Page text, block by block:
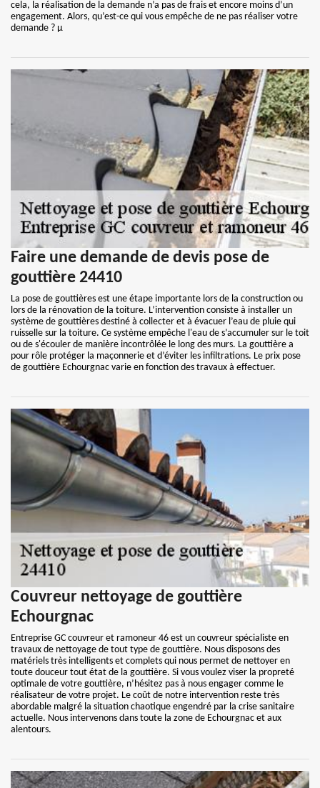
cela, la réalisation de la demande n’a pas de frais et encore moins d’un
engagement. Alors, qu’est-ce qui vous empêche de ne pas réaliser votre
demande ? µ
Faire une demande de devis pose de
gouttière 24410
La pose de gouttières est une étape importante lors de la construction ou
lors de la rénovation de la toiture. L’intervention consiste à installer un
système de gouttières destiné à collecter et à évacuer l’eau de pluie qui
ruisselle sur la toiture. Ce système empêche l'eau de s’accumuler sur le toit
ou de s'écouler de manière incontrôlée le long des murs. La gouttière a
pour rôle protéger la maçonnerie et d’éviter les infiltrations. Le prix pose
de gouttière Echourgnac varie en fonction des travaux à effectuer.
Couvreur nettoyage de gouttière
Echourgnac
Entreprise GC couvreur et ramoneur 46 est un couvreur spécialiste en
travaux de nettoyage de tout type de gouttière. Nous disposons des
matériels très intelligents et complets qui nous permet de nettoyer en
toute douceur tout état de la gouttière. Si vous voulez viser la propreté
optimale de votre gouttière, n’hésitez pas à nous engager comme le
réalisateur de votre projet. Le coût de notre intervention reste très
abordable malgré la situation chaotique engendré par la crise sanitaire
actuelle. Nous intervenons dans toute la zone de Echourgnac et aux
alentours.